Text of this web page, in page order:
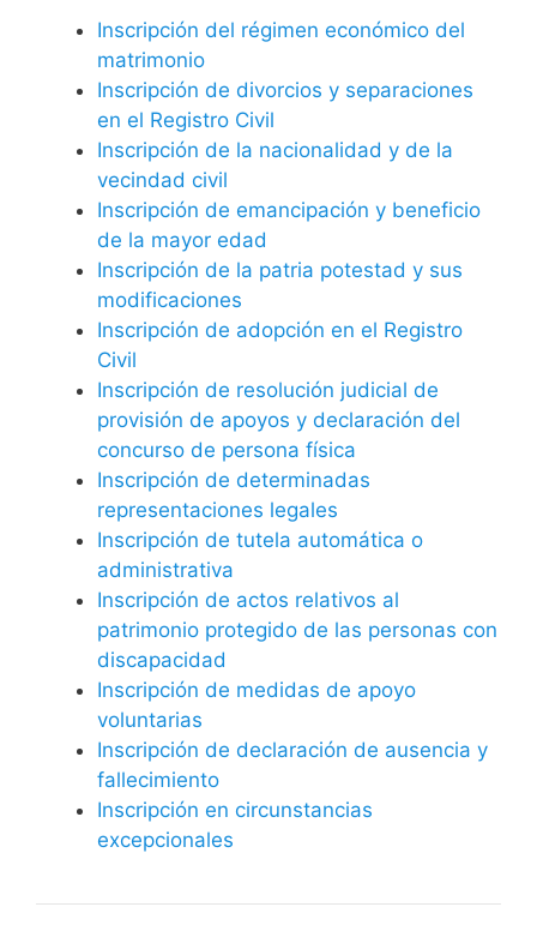
Inscripción del régimen económico del
matrimonio
Inscripción de divorcios y separaciones
en el Registro Civil
Inscripción de la nacionalidad y de la
vecindad civil
Inscripción de emancipación y beneficio
de la mayor edad
Inscripción de la patria potestad y sus
modificaciones
Inscripción de adopción en el Registro
Civil
Inscripción de resolución judicial de
provisión de apoyos y declaración del
concurso de persona física
Inscripción de determinadas
representaciones legales
Inscripción de tutela automática o
administrativa
Inscripción de actos relativos al
patrimonio protegido de las personas con
discapacidad
Inscripción de medidas de apoyo
voluntarias
Inscripción de declaración de ausencia y
fallecimiento
Inscripción en circunstancias
excepcionales